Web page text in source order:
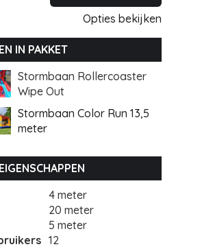
Opties bekijken
IN PAKKET
Stormbaan Rollercoaster
Wipe Out
Stormbaan Color Run 13,5
meter
4 meter
20 meter
5 meter
12